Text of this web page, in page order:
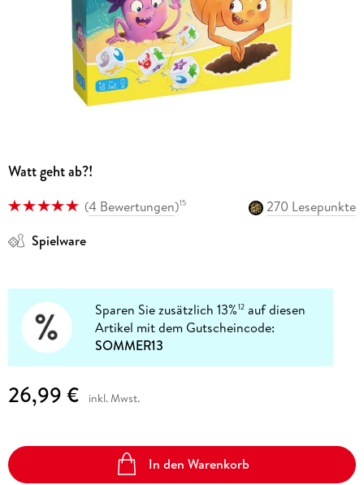
Watt geht ab?!
(4 Bewertungen)15
270 Lesepunkte
Spielware
Sparen Sie zusätzlich 13%12 auf diesen
Artikel mit dem Gutscheincode:
SOMMER13
26,99 € inkl. Mwst.
In den Warenkorb